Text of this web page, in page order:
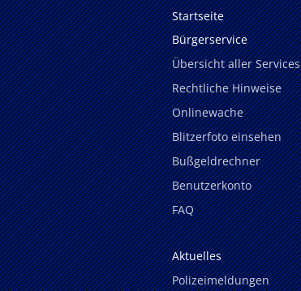
Startseite
Bürgerservice
Übersicht aller Services
Rechtliche Hinweise
Onlinewache
Blitzerfoto einsehen
Bußgeldrechner
Benutzerkonto
FAQ
Aktuelles
Polizeimeldungen